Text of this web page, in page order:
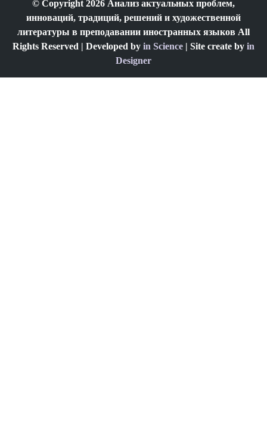
© Copyright 2026 Анализ актуальных проблем,
инноваций, традиций, решений и художественной
литературы в преподавании иностранных языков All
Rights Reserved | Developed by in Science | Site create by in
Designer